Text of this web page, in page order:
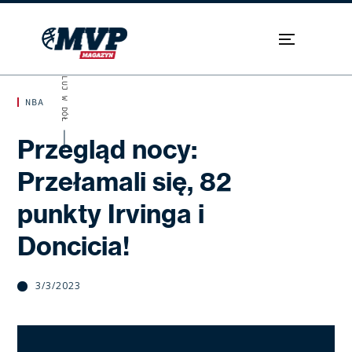
NBA
Przegląd nocy:
Przełamali się, 82
punkty Irvinga i
Doncicia!
3/3/2023
SKROLUJ W DÓŁ